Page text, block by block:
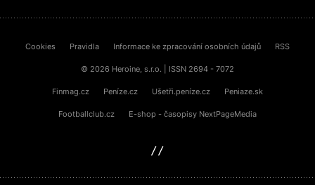
Cookies Pravidla Informace ke zpracování osobních údajů RSS
© 2026 Heroine, s.r.o. | ISSN 2694 - 7072
Finmag.cz Peníze.cz Ušetři.peníze.cz Peniaze.sk
Footballclub.cz E-shop - časopisy NextPageMedia